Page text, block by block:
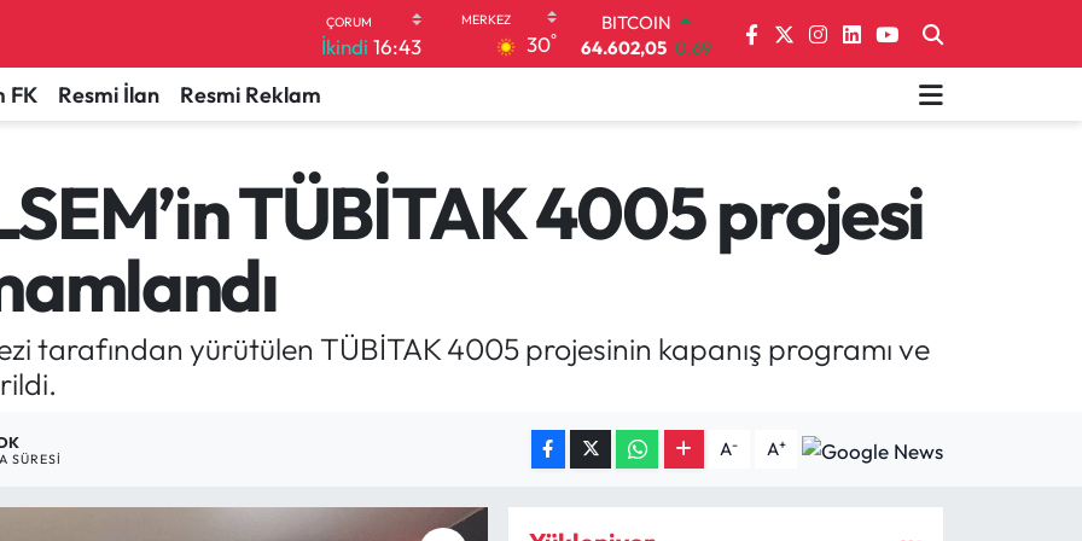
İkindi 16:43 30°
DOLAR
47,5986 0.06
EURO
6518.23 0.39
BİST100
FK Resmi İlan Resmi Reklam
TÜBİTAK 4005 projesi
tarafından yürütülen TÜBİTAK 4005 projesinin kapanış programı ve
SÜRESI A- A+